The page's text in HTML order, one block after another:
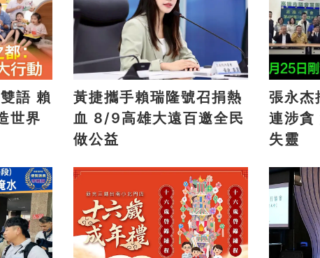
賴
世界
黃捷攜手賴瑞隆號召捐熱
血 8/9高雄大遠百邀全民
做公益
張永杰
連涉貪 質疑長期執政監督
失靈